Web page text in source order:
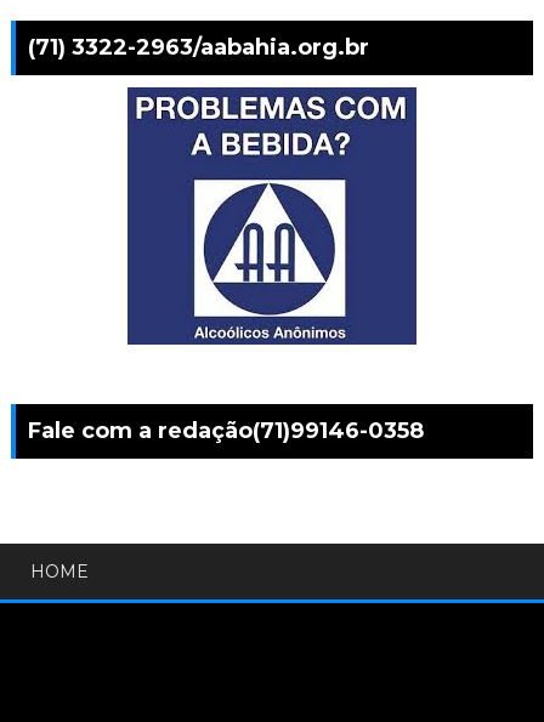
(71) 3322-2963/aabahia.org.br
Fale com a redação(71)99146-0358
HOME